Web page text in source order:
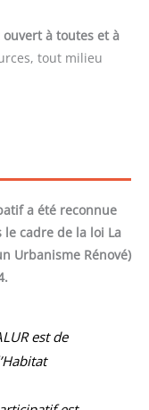
ouvert à toutes et à
tout milieu
a été reconnue
le cadre de la loi La
Urbanisme Rénové)
est de